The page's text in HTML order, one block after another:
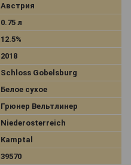
Австрия
0.75 л
12.5%
2018
Schloss Gobelsburg
Белое сухое
Грюнер Вельтлинер
Niederosterreich
Kamptal
39570